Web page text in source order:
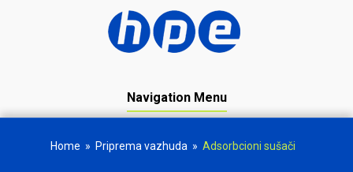
Navigation Menu
Home » Priprema vazhuda » Adsorbcioni sušači